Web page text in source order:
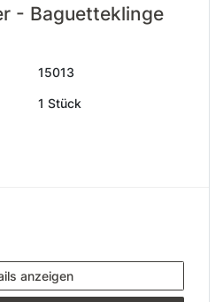
- Baguetteklinge
15013
1 Stück
anzeigen